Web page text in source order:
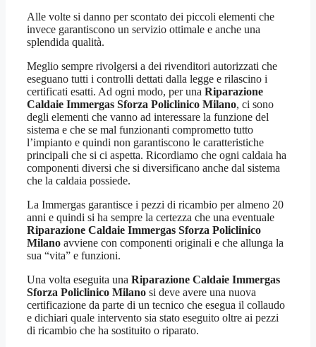
Alle volte si danno per scontato dei piccoli elementi che
invece garantiscono un servizio ottimale e anche una
splendida qualità.
Meglio sempre rivolgersi a dei rivenditori autorizzati che
eseguano tutti i controlli dettati dalla legge e rilascino i
certificati esatti. Ad ogni modo, per una Riparazione
Caldaie Immergas Sforza Policlinico Milano, ci sono
degli elementi che vanno ad interessare la funzione del
sistema e che se mal funzionanti comprometto tutto
l’impianto e quindi non garantiscono le caratteristiche
principali che si ci aspetta. Ricordiamo che ogni caldaia ha
componenti diversi che si diversificano anche dal sistema
che la caldaia possiede.
La Immergas garantisce i pezzi di ricambio per almeno 20
anni e quindi si ha sempre la certezza che una eventuale
Riparazione Caldaie Immergas Sforza Policlinico
Milano avviene con componenti originali e che allunga la
sua “vita” e funzioni.
Una volta eseguita una Riparazione Caldaie Immergas
Sforza Policlinico Milano si deve avere una nuova
certificazione da parte di un tecnico che esegua il collaudo
e dichiari quale intervento sia stato eseguito oltre ai pezzi
di ricambio che ha sostituito o riparato.